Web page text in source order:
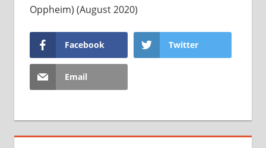
Oppheim) (August 2020)
Facebook Twitter
Email